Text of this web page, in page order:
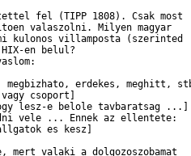
fel (TIPP 1808). Csak most
valaszolni. Milyen magyar
kulonos villamposta (szerinted
en belul?
megbizhato, erdekes, meghitt,
csoport]
lesz-e belole tavbaratsag ...]
vele ... Ennek az ellentete:
es kesz]
valaki a dolgozoszobamat